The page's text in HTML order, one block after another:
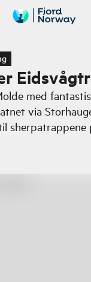
med
via
sherpatrappene